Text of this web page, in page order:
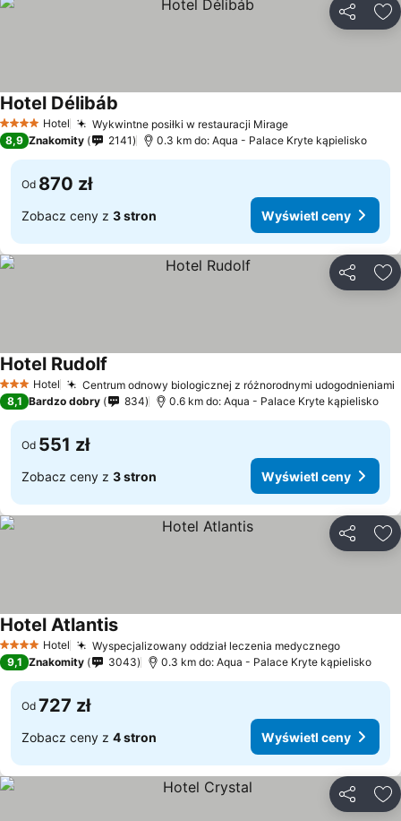
4 KategoriaHotel Wykwintne posiłki w restauracji Mirage
Hotel Délibáb
8,9 Znakomity 2141 0.3 km do: Aqua - Palace Kryte kąpielisko
Od 870 zł
Zobacz ceny z 3 stron Wyświetl ceny
3 Kategoria
Hotel Centrum odnowy biologicznej z różnorodnymi udogodnieniami
Hotel Rudolf
8,1 Bardzo dobry 834 0.6 km do: Aqua - Palace Kryte kąpielisko
Od 551 zł
Zobacz ceny z 3 stron Wyświetl ceny
4 KategoriaHotel Wyspecjalizowany oddział leczenia medycznego
Hotel Atlantis
9,1 Znakomity 3043 0.3 km do: Aqua - Palace Kryte kąpielisko
Od 727 zł
Zobacz ceny z 4 stron Wyświetl ceny